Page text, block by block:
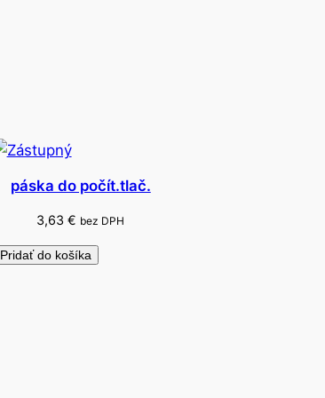
páska do počít.tlač.
3,63€ bez DPH
Pridať do košíka